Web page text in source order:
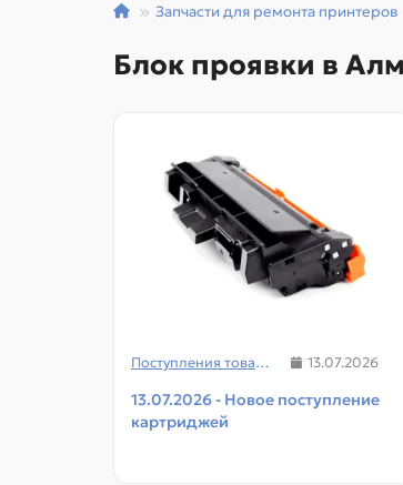
Запчасти для ремонта принтеров
Блок проявки в
Поступления товаров 13.07.2026
13.07.2026 - Новое поступление
картриджей